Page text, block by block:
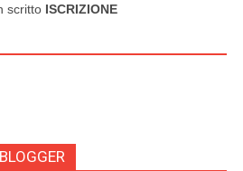
scritto ISCRIZIONE